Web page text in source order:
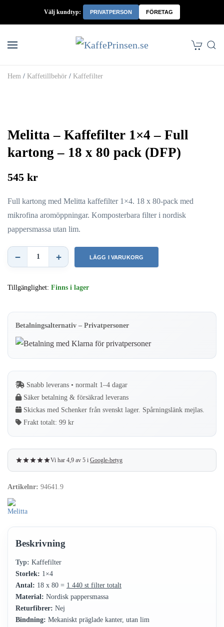
Välj kundtyp: PRIVATPERSON FÖRETAG
Hem / Kaffetillbehör / Kaffefilter
Melitta – Kaffefilter 1×4 – Full
kartong – 18 x 80 pack (DFP)
545 kr
Full kartong med Melitta kaffefilter 1×4. 18 x 80-pack med
mikrofina aromöppningar. Komposterbara filter i nordisk
pappersmassa utan lim.
Melitta
Kaffefilter
kartong
–
18
pack
(DFP)
− + LÄGG I VARUKORG
Tillgänglighet: Finns i lager
Betalningsalternativ – Privatpersoner
Snabb leverans • normalt 1–4 dagar
Säker betalning & försäkrad leverans
Skickas med Schenker från svenskt lager. Spårningslänk mejlas.
Frakt totalt: 99 kr
Vi har 4,9 av 5 i Google-betyg
Artikelnr: 94641.9
Beskrivning
Typ: Kaffefilter
Storlek: 1×4
Antal: 18 x 80 = 1 440 st filter totalt
Material: Nordisk pappersmassa
Returfibrer: Nej
Bindning: Mekaniskt präglade kanter, utan lim